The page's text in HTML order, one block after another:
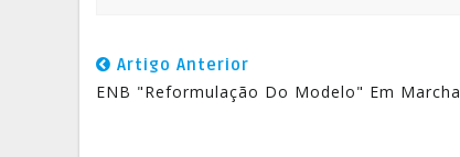
Artigo Anterior
ENB "Reformulação Do Modelo" Em Marcha